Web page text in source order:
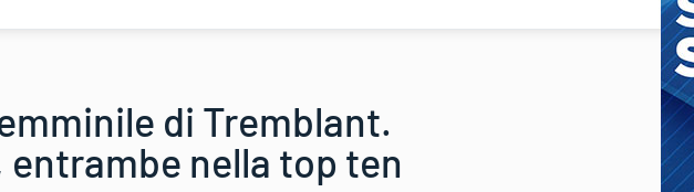
di Tremblant.
entrambe nella top ten